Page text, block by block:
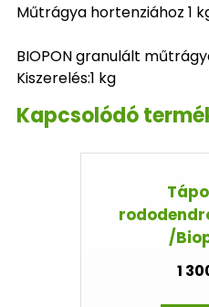
Műtrágya hortenziához 1
BIOPON granulált
Kiszerelés:1 kg
Kapcsolódó
/
1